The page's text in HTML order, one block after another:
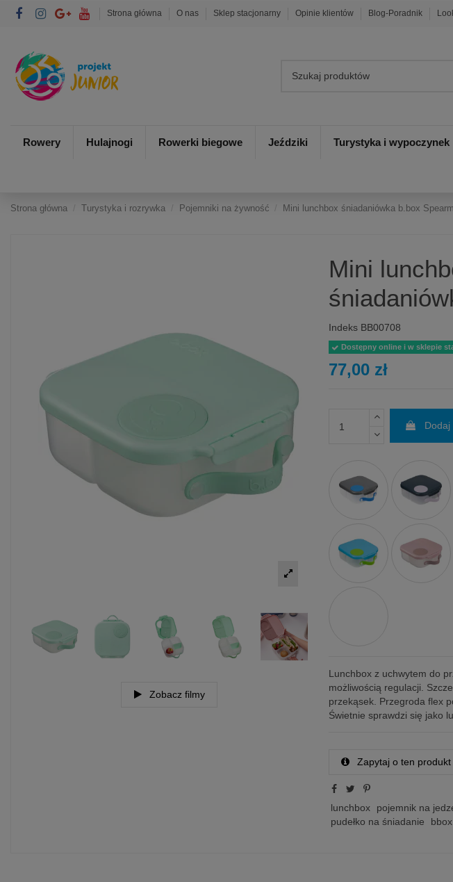
Strona główna O nas Sklep stacjonarny Opinie klientów Blog-Poradnik
Rowery Hulajnogi Rowerki biegowe Jeździki Turystyka i wypoczynek
Strona główna Turystyka i rozrywka Pojemniki na żywność Mini lunchbox śniadaniówka b.box
Zobacz filmy
Mini
Indeks BB00708
Dostępny online i w sklepie
77,00 zł
Dodaj
Lunchbox z uchwytem do
możliwością regulacji.
przekąsek. Przegroda flex
Świetnie sprawdzi się jako
Zapytaj o ten produkt
lunchbox pojemnik na
pudełko na śniadanie
bbox